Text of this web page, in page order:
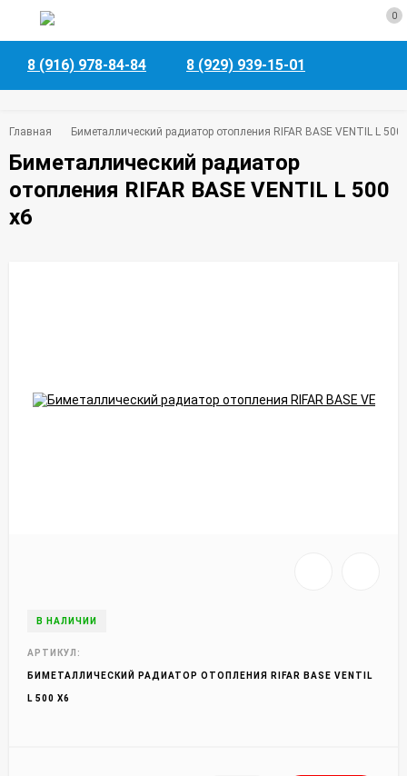
0
8 (916) 978-84-84 8 (929) 939-15-01
Главная Биметаллический радиатор отопления RIFAR BASE VENTIL L 500
Биметаллический радиатор
отопления RIFAR BASE VENTIL L 500
x6
В НАЛИЧИИ
АРТИКУЛ:
БИМЕТАЛЛИЧЕСКИЙ РАДИАТОР ОТОПЛЕНИЯ RIFAR BASE VENTIL
L 500 X6